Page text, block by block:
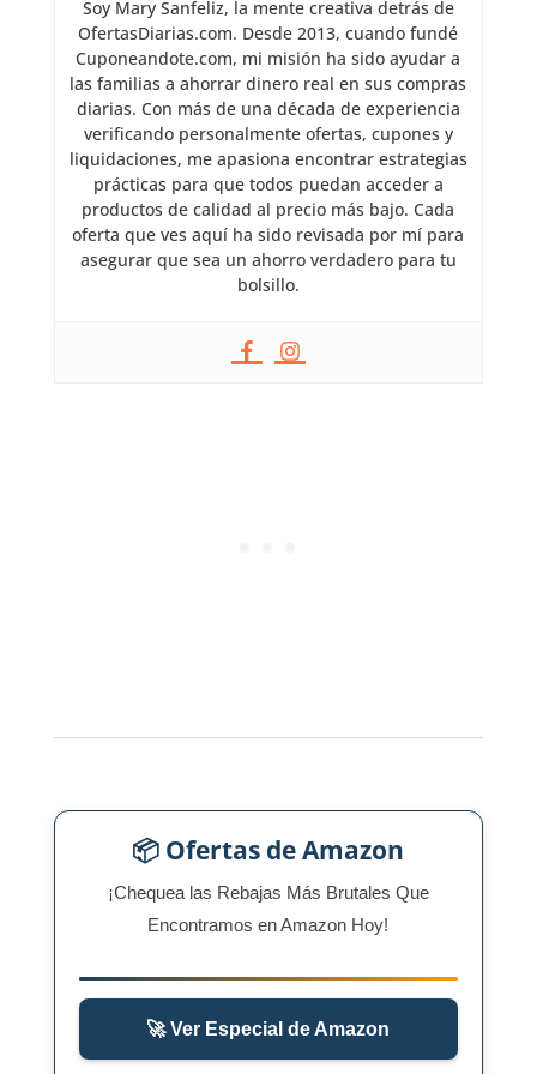
Soy Mary Sanfeliz, la mente creativa detrás de
OfertasDiarias.com. Desde 2013, cuando fundé
Cuponeandote.com, mi misión ha sido ayudar a
las familias a ahorrar dinero real en sus compras
diarias. Con más de una década de experiencia
verificando personalmente ofertas, cupones y
liquidaciones, me apasiona encontrar estrategias
prácticas para que todos puedan acceder a
productos de calidad al precio más bajo. Cada
oferta que ves aquí ha sido revisada por mí para
asegurar que sea un ahorro verdadero para tu
bolsillo.
📦 Ofertas de Amazon
¡Chequea las Rebajas Más Brutales Que
Encontramos en Amazon Hoy!
🚀 Ver Especial de Amazon